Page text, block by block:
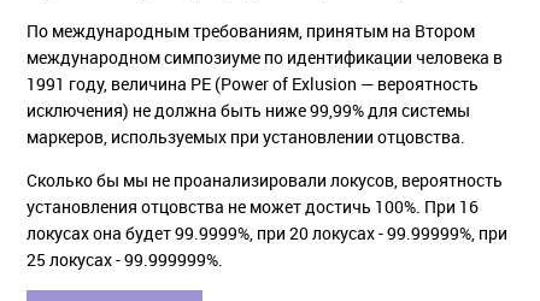
По международным требованиям, принятым на Втором
международном симпозиуме по идентификации человека в
1991 году, величина РЕ (Power of Exlusion — вероятность
исключения) не должна быть ниже 99,99% для системы
маркеров, используемых при установлении отцовства.
Сколько бы мы не проанализировали локусов, вероятность
установления отцовства не может достичь 100%. При 16
локусах она будет 99.9999%, при 20 локусах - 99.99999%, при
25 локусах - 99.999999%.